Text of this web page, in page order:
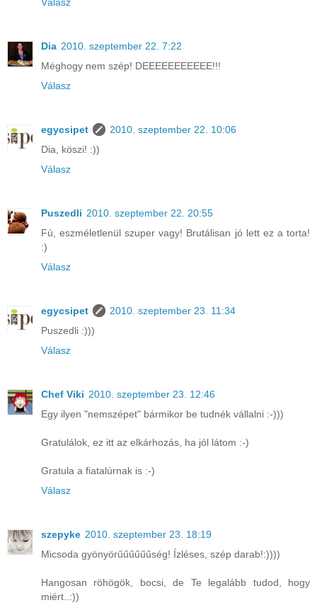
Válasz
Dia 2010. szeptember 22. 7:22
Méghogy nem szép! DEEEEEEEEEEE!!!
Válasz
egycsipet
2010. szeptember 22. 10:06
Dia, köszi! :))
Válasz
Puszedli 2010. szeptember 22. 20:55
Fú, eszméletlenül szuper vagy! Brutálisan jó lett ez a torta!
:)
Válasz
egycsipet
2010. szeptember 23. 11:34
Puszedli :)))
Válasz
Chef Viki 2010. szeptember 23. 12:46
Egy ilyen "nemszépet" bármikor be tudnék vállalni :-)))
Gratulálok, ez itt az elkárhozás, ha jól látom :-)
Gratula a fiatalúrnak is :-)
Válasz
szepyke 2010. szeptember 23. 18:19
Micsoda gyönyörűűűűűűség! Ízléses, szép darab!:))))
Hangosan röhögök, bocsi, de Te legalább tudod, hogy
miért..:))